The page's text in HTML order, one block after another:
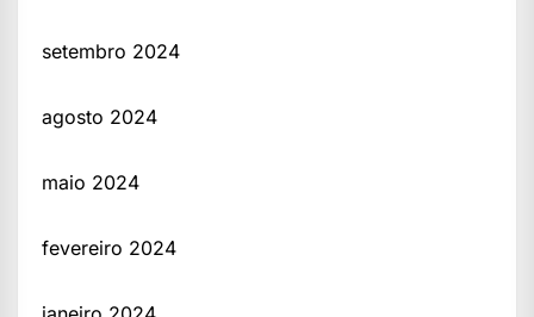
setembro 2024
agosto 2024
maio 2024
fevereiro 2024